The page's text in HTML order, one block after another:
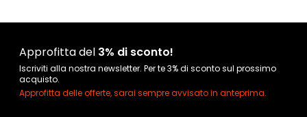
Approfitta del 3% di sconto!
Iscriviti alla nostra newsletter. Per te 3% di sconto sul prossimo
acquisto.
Approfitta delle offerte, sarai sempre avvisato in anteprima.